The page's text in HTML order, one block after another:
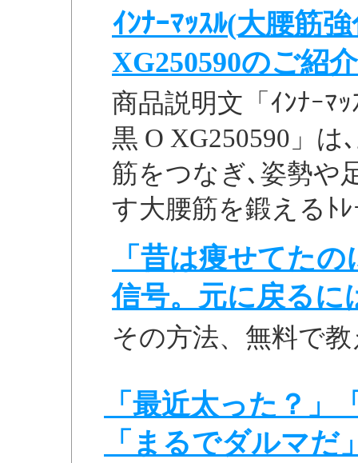
ｲﾝﾅｰﾏｯｽﾙ(大腰筋
XG250590のご紹
商品説明文「ｲﾝﾅｰﾏ
黒 O XG250590」
筋をつなぎ､姿勢や
す大腰筋を鍛えるﾄﾚ
「昔は痩せてた
信号。元に戻るに
その方法、無料で
「最近太った？
「まるでダルマだ